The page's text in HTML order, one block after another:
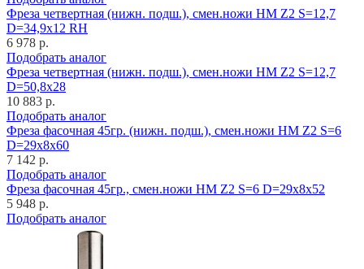
Фреза четвертная (нижн. подш.), смен.ножи HM Z2 S=12,7
D=34,9x12 RH
6 978 р.
Подобрать аналог
Фреза четвертная (нижн. подш.), смен.ножи HM Z2 S=12,7
D=50,8x28
10 883 р.
Подобрать аналог
Фреза фасочная 45гр. (нижн. подш.), смен.ножи HM Z2 S=6
D=29x8x60
7 142 р.
Подобрать аналог
Фреза фасочная 45гр., смен.ножи HM Z2 S=6 D=29x8x52
5 948 р.
Подобрать аналог